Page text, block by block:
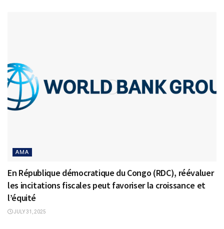
AMA
En République démocratique du Congo (RDC), réévaluer
les incitations fiscales peut favoriser la croissance et
l’équité
JULY 31, 2025